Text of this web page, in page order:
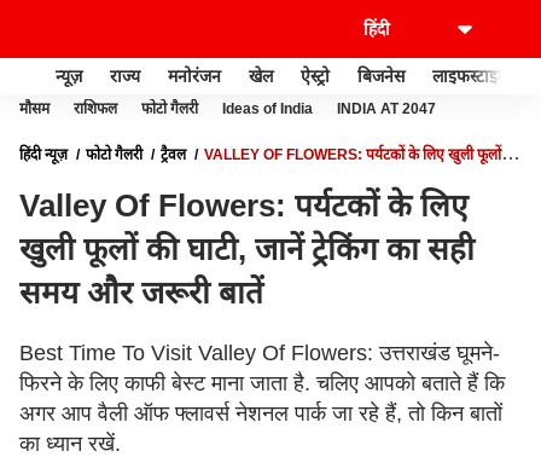
न्यूज़ राज्य मनोरंजन खेल ऐस्ट्रो बिजनेस लाइफस्टाइल
मौसम राशिफल फोटो गैलरी Ideas of India INDIA AT 2047
हिंदी न्यूज़ फोटो गैलरी ट्रैवल
VALLEY OF FLOWERS: पर्यटकों के लिए खुली फूलों की
Valley Of Flowers: पर्यटकों के लिए
खुली फूलों की घाटी, जानें ट्रेकिंग का सही
समय और जरूरी बातें
Best Time To Visit Valley Of Flowers: उत्तराखंड घूमने-
फिरने के लिए काफी बेस्ट माना जाता है. चलिए आपको बताते हैं कि
अगर आप वैली ऑफ फ्लावर्स नेशनल पार्क जा रहे हैं, तो किन बातों
का ध्यान रखें.